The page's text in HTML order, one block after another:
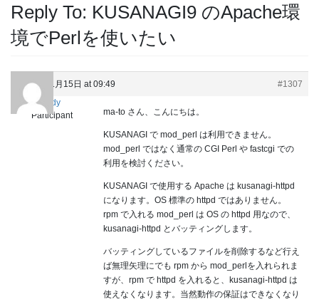
Reply To: KUSANAGI9 のApache環
境でPerlを使いたい
2023年11月15日 at 09:49
#1307
cloudy
Participant
ma-to さん、こんにちは。
KUSANAGI で mod_perl は利用できません。
mod_perl ではなく通常の CGI Perl や fastcgi での
利用を検討ください。
KUSANAGI で使用する Apache は kusanagi-httpd
になります。OS 標準の httpd ではありません。
rpm で入れる mod_perl は OS の httpd 用なので、
kusanagi-httpd とバッティングします。
バッティングしているファイルを削除するなど行え
ば無理矢理にでも rpm から mod_perlを入れられま
すが、rpm で httpd を入れると、kusanagi-httpd は
使えなくなります。当然動作の保証はできなくなり